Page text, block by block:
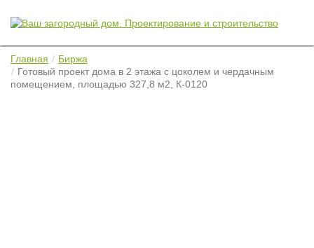
Главная
Биржа
Готовый проект дома в 2 этажа с цоколем и чердачным
помещением, площадью 327,8 м2, К-0120